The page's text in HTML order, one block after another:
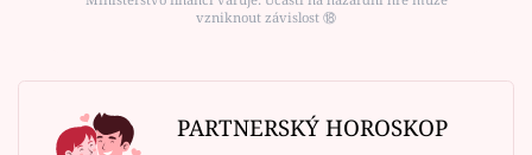
vzniknout závislost ⑱
PARTNERSKÝ HOROSKOP